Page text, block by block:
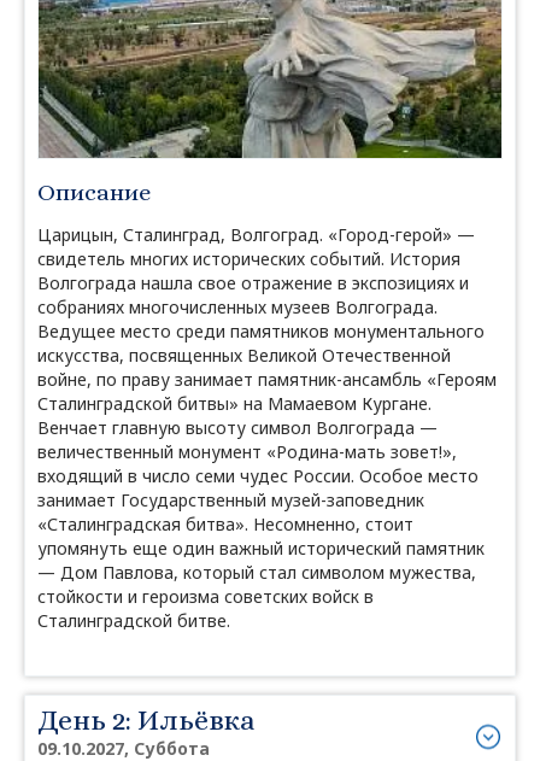
Описание
Царицын, Сталинград, Волгоград. «Город-герой» —
свидетель многих исторических событий. История
Волгограда нашла свое отражение в экспозициях и
собраниях многочисленных музеев Волгограда.
Ведущее место среди памятников монументального
искусства, посвященных Великой Отечественной
войне, по праву занимает памятник-ансамбль «Героям
Сталинградской битвы» на Мамаевом Кургане.
Венчает главную высоту символ Волгограда —
величественный монумент «Родина-мать зовет!»,
входящий в число семи чудес России. Особое место
занимает Государственный музей-заповедник
«Сталинградская битва». Несомненно, стоит
упомянуть еще один важный исторический памятник
— Дом Павлова, который стал символом мужества,
стойкости и героизма советских войск в
Сталинградской битве.
День 2: Ильёвка
09.10.2027, Суббота